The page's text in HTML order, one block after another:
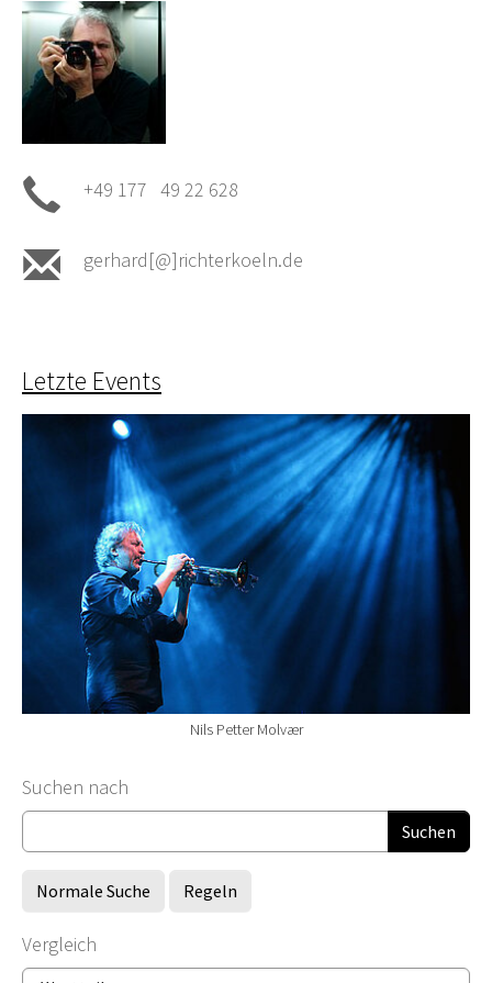
+49 177 49 22 628
gerhard[@]richterkoeln.de
Letzte Events
Nils Petter Molvær
Suchformular
Suchen nach
Normale Suche Regeln
Vergleich